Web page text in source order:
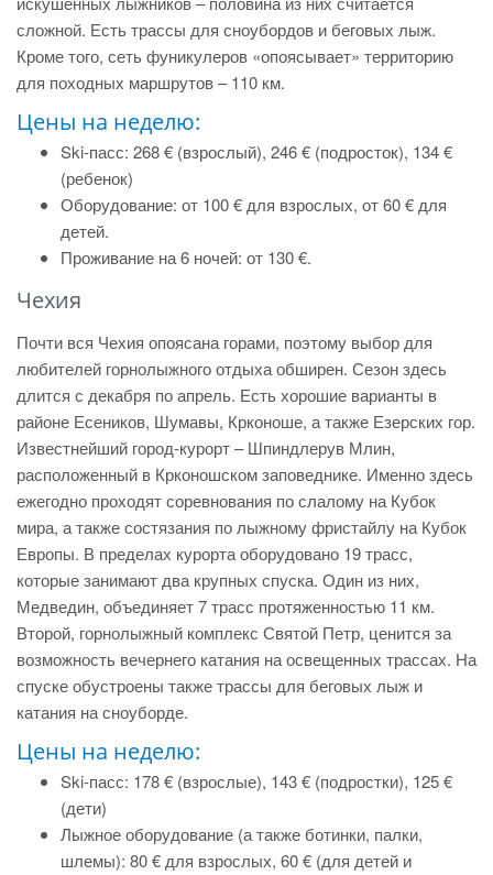
сложной. Есть трассы для сноубордов и беговых лыж.
Кроме того, сеть фуникулеров «опоясывает» территорию
для походных маршрутов – 110 км.
Цены на неделю:
Ski-пасс: 268 € (взрослый), 246 € (подросток), 134 €
(ребенок)
Оборудование: от 100 € для взрослых, от 60 € для
детей.
Проживание на 6 ночей: от 130 €.
Чехия
Почти вся Чехия опоясана горами, поэтому выбор для
любителей горнолыжного отдыха обширен. Сезон здесь
длится с декабря по апрель. Есть хорошие варианты в
районе Есеников, Шумавы, Крконоше, а также Езерских гор.
Известнейший город-курорт – Шпиндлерув Млин,
расположенный в Крконошском заповеднике. Именно здесь
ежегодно проходят соревнования по слалому на Кубок
мира, а также состязания по лыжному фристайлу на Кубок
Европы. В пределах курорта оборудовано 19 трасс,
которые занимают два крупных спуска. Один из них,
Медведин, объединяет 7 трасс протяженностью 11 км.
Второй, горнолыжный комплекс Святой Петр, ценится за
возможность вечернего катания на освещенных трассах. На
спуске обустроены также трассы для беговых лыж и
катания на сноуборде.
Цены на неделю:
Ski-пасс: 178 € (взрослые), 143 € (подростки), 125 €
(дети)
Лыжное оборудование (а также ботинки, палки,
шлемы): 80 € для взрослых, 60 € (для детей и